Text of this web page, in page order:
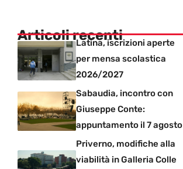
Articoli recentiLatina, iscrizioni aperte
per mensa scolastica
2026/2027
Sabaudia, incontro con
Giuseppe Conte:
appuntamento il 7 agosto
Priverno, modifiche alla
viabilità in Galleria Colle